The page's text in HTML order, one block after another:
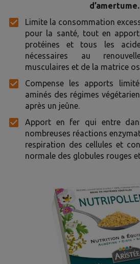
d’amertume.
Limite la consommation
pour la santé, tout en
protéines et tous les
nécessaires au
musculaires et de la matrice
Compense les apports
aminés des régimes
après un jeûne.
Apport en fer qui entre
nombreuses réactions
respiration des cellules et
normale des globules rouges